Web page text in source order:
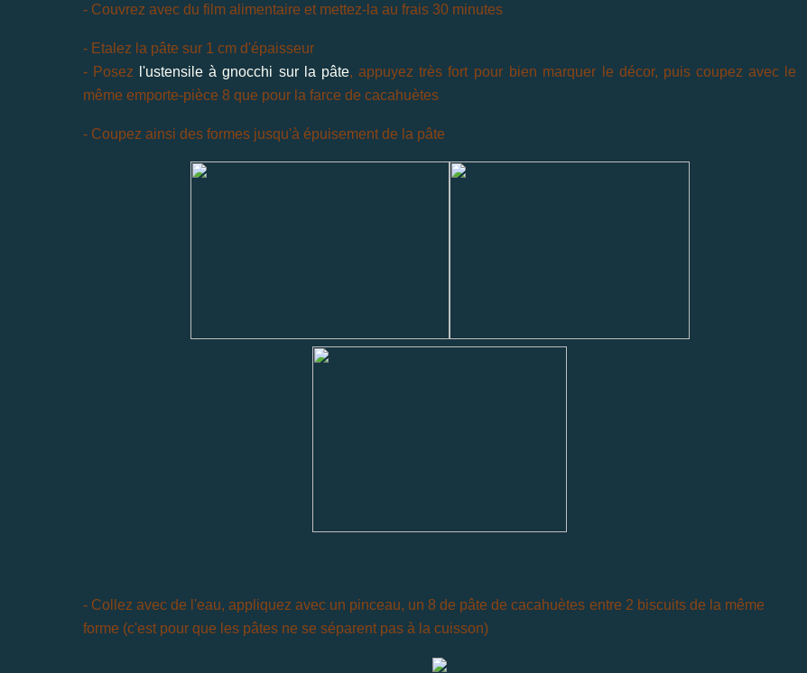
- Couvrez avec du film alimentaire et mettez-la au frais 30 minutes
- Etalez la pâte sur 1 cm d'épaisseur
- Posez
l'ustensile à gnocchi sur la pâte, appuyez très fort pour bien marquer le décor, puis coupez avec le
même emporte-pièce 8 que pour la farce de cacahuètes
- Coupez ainsi des formes jusqu'à épuisement de la pâte
- Collez avec de l'eau, appliquez avec un pinceau, un 8 de pâte de cacahuètes entre 2 biscuits de la même
forme (c'est pour que les pâtes ne se séparent pas à la cuisson)